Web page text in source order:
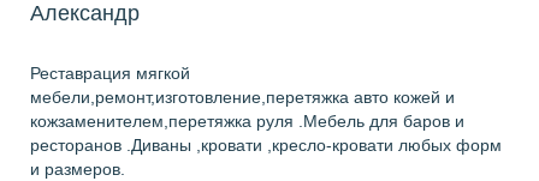
Александр
Реставрация мягкой
мебели,ремонт,изготовление,перетяжка авто кожей и
кожзаменителем,перетяжка руля .Мебель для баров и
ресторанов .Диваны ,кровати ,кресло-кровати любых форм
и размеров.